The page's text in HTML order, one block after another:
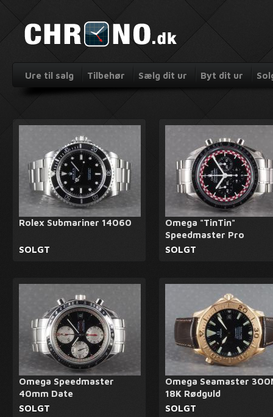
Ure til salg Tilbehør Sælg dit ur Byt dit ur
Rolex Submariner 14060
SOLGT
Omega "TinTin"
Speedmaster Pro
SOLGT
Omega Speedmaster
40mm Date
SOLGT
Omega Seamaster
18K Rødguld
SOLGT